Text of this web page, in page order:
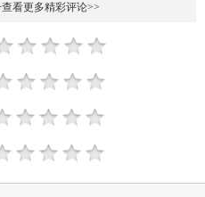
看更多精彩评论>>